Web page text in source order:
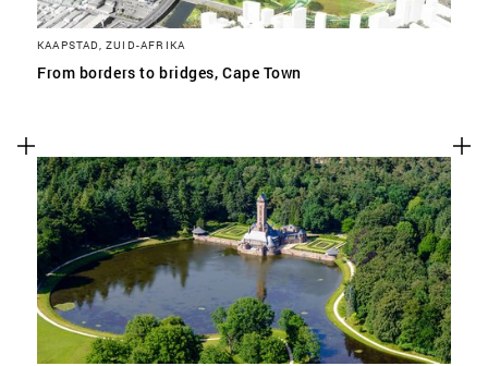
KAAPSTAD, ZUID-AFRIKA
From borders to bridges, Cape Town